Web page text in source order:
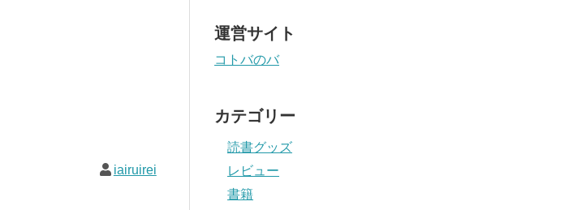
iairuirei
運営サイト
コトバのバ
カテゴリー
読書グッズ
レビュー
書籍